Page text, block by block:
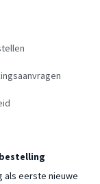
als eerste nieuwe